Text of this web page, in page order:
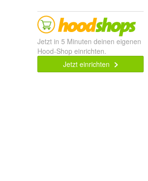
Jetzt in 5 Minuten deinen eigenen
Hood-Shop einrichten.
Jetzt einrichten